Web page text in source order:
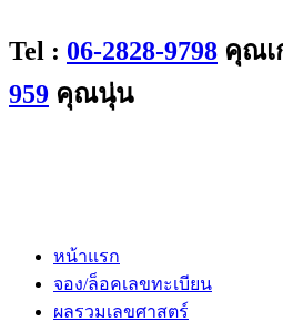
Tel : 06-2828-9798 คุณเ
959 คุณนุ่น
หน้าแรก
จอง/ล็อคเลขทะเบียน
ผลรวมเลขศาสตร์